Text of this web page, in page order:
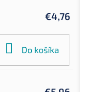
€4,76
Do košíka